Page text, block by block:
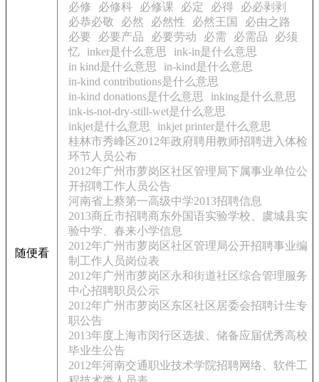
随便看
必修
必修科 必修课 必定 必得
必必剥剥
必恭必敬
必然 必然性 必然王国
必由之路
必要
必要产品 必要劳动 必需 必需品
必须
忆
inker是什么意思
ink-in是什么意思
in kind是什么意思
in-kind是什么意思
in-kind contributions是什么意思
in-kind donations是什么意思
inking是什么意思
ink-is-not-dry-still-wet是什么意思
inkjet是什么意思
inkjet printer是什么意思
桂林市秀峰区2012年政府聘用教师招聘进入体检
环节人员公布
2012年广州市萝岗区社区管理局下属事业单位公
开招聘工作人员公告
河南省上蔡第一高级中学2013招聘信息
2013商丘市招聘商东外国语实验学校、虞城县实
验中学、春来小学信息
2012年广州市萝岗区社区管理局公开招聘事业编
制工作人员岗位表
2012年广州市萝岗区永和街道社区综合管理服务
中心招聘职员公示
2012年广州市萝岗区东区社区居委会招聘计生专
职公告
2013年度上海市闵行区选拔、储备应届优秀高校
毕业生公告
2012年河南交通职业技术学院招聘网络、软件工